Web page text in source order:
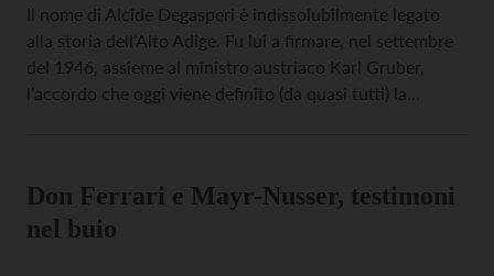
Il nome di Alcide Degasperi è indissolubilmente legato
alla storia dell’Alto Adige. Fu lui a firmare, nel settembre
del 1946, assieme al ministro austriaco Karl Gruber,
l’accordo che oggi viene definito (da quasi tutti) la
Don Ferrari e Mayr-Nusser, testimoni
nel buio